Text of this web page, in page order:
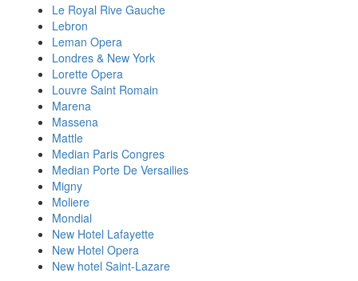
Le Royal Rive Gauche
Lebron
Leman Opera
Londres & New York
Lorette Opera
Louvre Saint Romain
Marena
Massena
Mattle
Median Paris Congres
Median Porte De Versailies
Migny
Moliere
Mondial
New Hotel Lafayette
New Hotel Opera
New hotel Saint-Lazare